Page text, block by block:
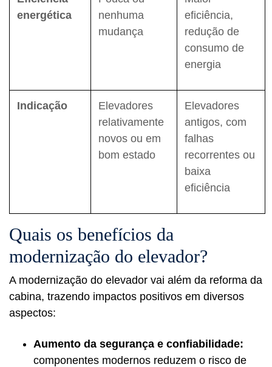
energética
nenhuma
mudança
eficiência,
redução de
consumo de
energia
Indicação
Elevadores
relativamente
novos ou em
bom estado
Elevadores
antigos, com
falhas
recorrentes ou
baixa
eficiência
Quais os benefícios da
modernização do elevador?
A modernização do elevador vai além da reforma da
cabina, trazendo impactos positivos em diversos
aspectos:
Aumento da segurança e confiabilidade:
componentes modernos reduzem o risco de